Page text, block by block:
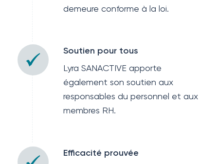
demeure conforme à la loi.
Soutien pour tous
Lyra SANACTIVE apporte
également son soutien aux
responsables du personnel et aux
membres RH.
Efficacité prouvée